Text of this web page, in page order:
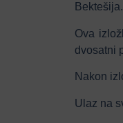
Bektešija.
Ova
dvosatni
Nakon
Ulaz na